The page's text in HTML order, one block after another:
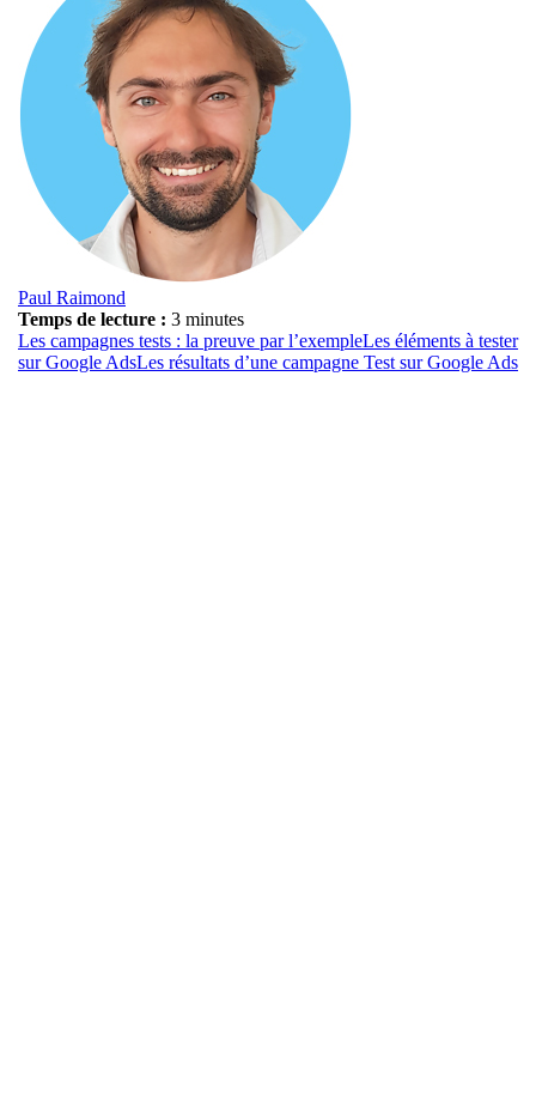
Paul Raimond
Temps de lecture : 3 minutes
Les campagnes tests : la preuve par l’exempleLes éléments à tester
sur Google AdsLes résultats d’une campagne Test sur Google Ads